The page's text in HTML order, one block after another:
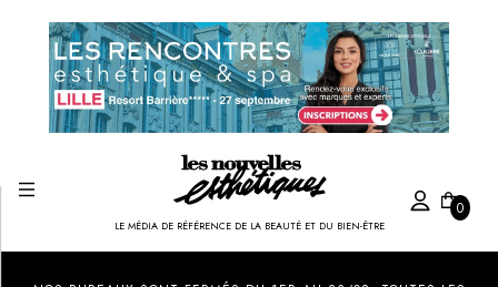
LE MÉDIA DE RÉFÉRENCE DE LA BEAUTÉ ET DU BIEN-ÊTRE
0